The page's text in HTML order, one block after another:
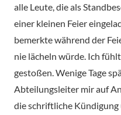
alle Leute, die als
einer kleinen Feier
bemerkte während der
nie lächeln würde. Ich
gestoßen. Wenige Tage
Abteilungsleiter mir auf
die schriftliche